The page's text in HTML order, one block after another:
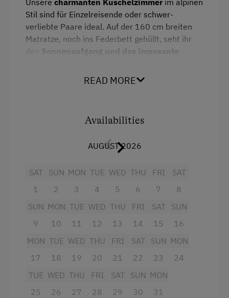
Unsere charmanten Kuschelzimmer im alpinen
Stil sind für Einzelreisende oder schwer-
verliebte Paare ideal. Auf der 160 cm breiten
Matratze, noch ins Federbett gehüllt, seht ihr
den Sonnenaufgang und das imposante
, Dusche und WC und wurden aus
Balcony/terrace
Mountain view
Heating
Water closet
Shower
King size bed
READ MORE
Availabilities
AUGUST 2026
SAT
1
SUN
2
MON
3
TUE
4
WED
5
THU
6
FRI
7
SAT
8
SUN
9
MON
10
TUE
11
WED
12
THU
13
FRI
14
SAT
15
SUN
16
MON
17
TUE
18
WED
19
THU
20
FRI
21
SAT
22
SUN
23
MON
24
TUE
25
WED
26
THU
27
FRI
28
SAT
29
SUN
30
MON
31